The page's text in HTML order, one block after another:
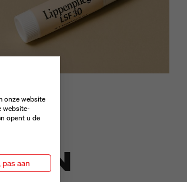
onze website
website-
opent u de
pas aan